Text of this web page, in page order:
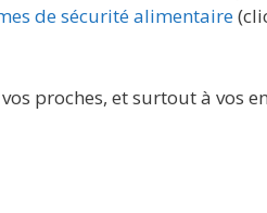
de sécurité alimentaire
proches, et surtout à vos